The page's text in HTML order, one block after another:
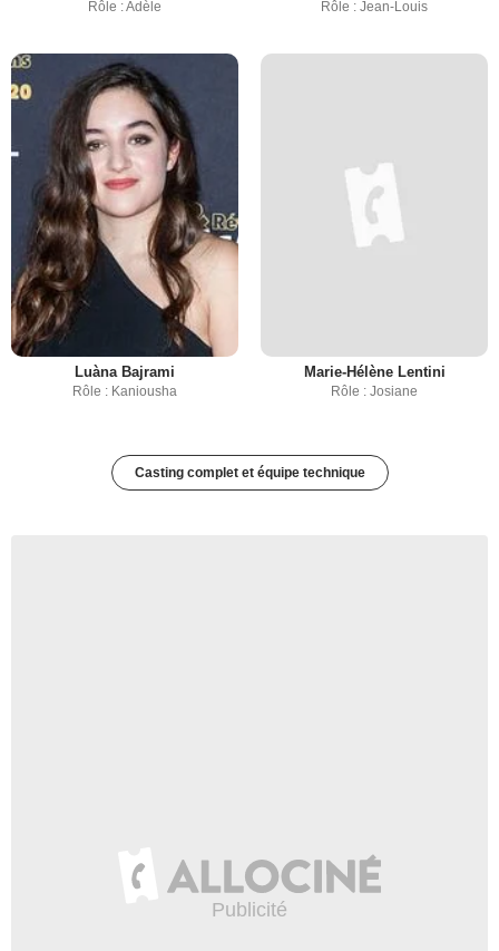
Rôle : Adèle Rôle : Jean-Louis
Luàna Bajrami
Rôle : Kaniousha
Marie-Hélène Lentini
Rôle : Josiane
Casting complet et équipe technique